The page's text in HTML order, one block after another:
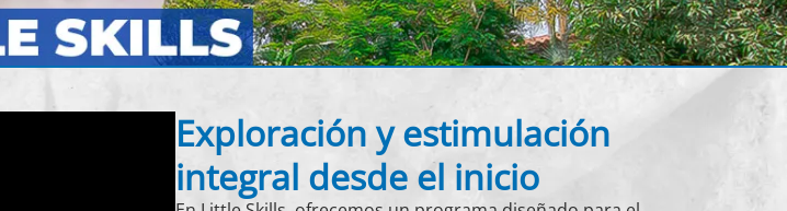
Exploración y estimulación
integral desde el inicio